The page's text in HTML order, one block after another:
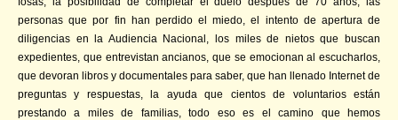
personas que por fin han perdido el miedo, el intento de apertura de
diligencias en la Audiencia Nacional, los miles de nietos que buscan
expedientes, que entrevistan ancianos, que se emocionan al escucharlos,
que devoran libros y documentales para saber, que han llenado Internet de
preguntas y respuestas, la ayuda que cientos de voluntarios están
prestando a miles de familias, todo eso es el camino que hemos